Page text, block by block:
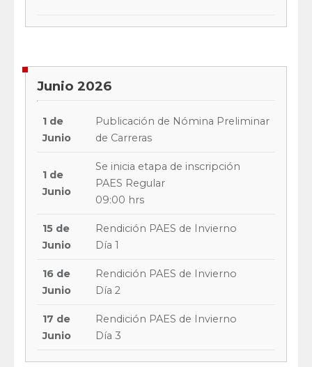
Junio 2026
1 de
Junio
Publicación de Nómina Preliminar
de Carreras
1 de
Junio
Se inicia etapa de inscripción
PAES Regular
09:00 hrs
15 de
Junio
Rendición PAES de Invierno
Día 1
16 de
Junio
Rendición PAES de Invierno
Día 2
17 de
Junio
Rendición PAES de Invierno
Día 3